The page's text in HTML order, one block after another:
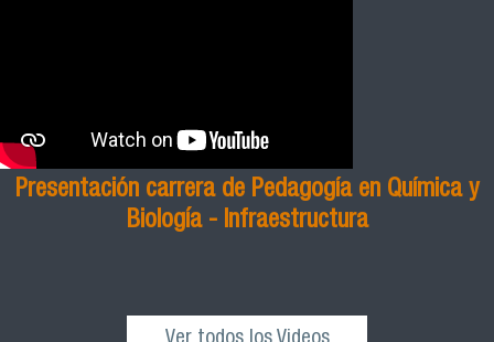
Presentación carrera de Pedagogía en Química y
Biología - Infraestructura